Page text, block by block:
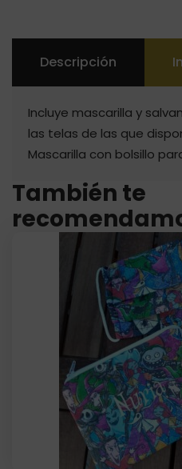
Descripción
Incluye mascarilla y
las telas de las que
Mascarilla con bolsillo
También te